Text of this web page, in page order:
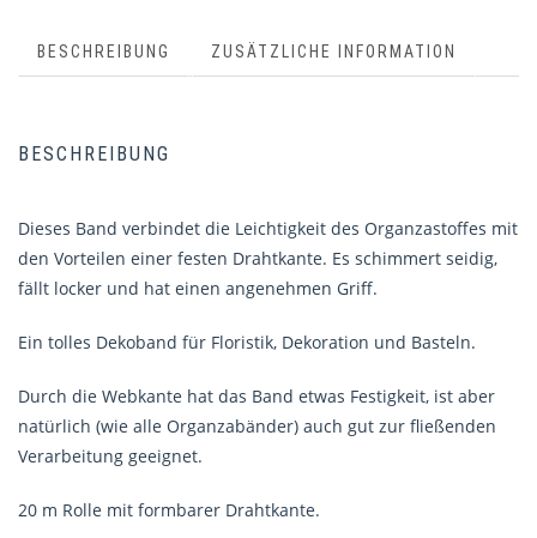
BESCHREIBUNG ZUSÄTZLICHE INFORMATION
BESCHREIBUNG
Dieses Band verbindet die Leichtigkeit des Organzastoffes mit
den Vorteilen einer festen Drahtkante. Es schimmert seidig,
fällt locker und hat einen angenehmen Griff.
Ein tolles Dekoband für Floristik, Dekoration und Basteln.
Durch die Webkante hat das Band etwas Festigkeit, ist aber
natürlich (wie alle Organzabänder) auch gut zur fließenden
Verarbeitung geeignet.
20 m Rolle mit formbarer Drahtkante.